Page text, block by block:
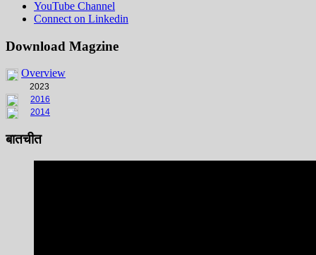
YouTube Channel
Connect on Linkedin
Download Magzine
Overview
2023
2016
2014
बातचीत